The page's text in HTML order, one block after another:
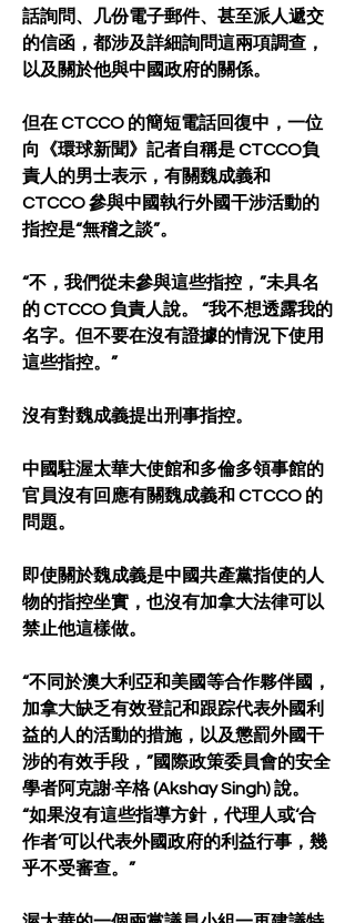
話詢問、几份電子郵件、甚至派人遞交
的信函，都涉及詳細詢問這兩項調查，
以及關於他與中國政府的關係。
但在 CTCCO 的簡短電話回復中，一位
向《環球新聞》記者自稱是 CTCCO負
責人的男士表示，有關魏成義和
CTCCO 參與中國執行外國干涉活動的
指控是“無稽之談”。
“不，我們從未參與這些指控，”未具名
的 CTCCO 負責人說。 “我不想透露我的
名字。但不要在沒有證據的情況下使用
這些指控。”
沒有對魏成義提出刑事指控。
中國駐渥太華大使館和多倫多領事館的
官員沒有回應有關魏成義和 CTCCO 的
問題。
即使關於魏成義是中國共產黨指使的人
物的指控坐實，也沒有加拿大法律可以
禁止他這樣做。
“不同於澳大利亞和美國等合作夥伴國，
加拿大缺乏有效登記和跟踪代表外國利
益的人的活動的措施，以及懲罰外國干
涉的有效手段，”國際政策委員會的安全
學者阿克謝·辛格 (Akshay Singh) 說。
“如果沒有這些指導方針，代理人或‘合
作者’可以代表外國政府的利益行事，幾
乎不受審查。”